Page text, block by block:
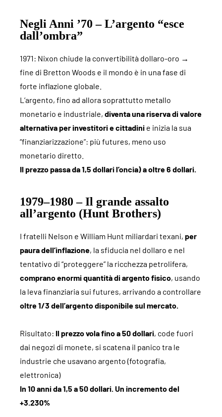
Negli Anni ’70 – L’argento “esce
dall’ombra”
1971: Nixon chiude la convertibilità dollaro-oro →
fine di Bretton Woods e il mondo è in una fase di
forte inflazione globale.
L’argento, fino ad allora soprattutto metallo
monetario e industriale, diventa una riserva di valore
alternativa per investitori e cittadini e inizia la sua
“finanziarizzazione”: più futures, meno uso
monetario diretto.
Il prezzo passa da 1,5 dollari l’oncia) a oltre 6 dollari.
1979–1980 – Il grande assalto
all’argento (Hunt Brothers)
I fratelli Nelson e William Hunt miliardari texani, per
paura dell’inflazione, la sfiducia nel dollaro e nel
tentativo di “proteggere” la ricchezza petrolifera,
comprano enormi quantità di argento fisico, usando
la leva finanziaria sui futures, arrivando a controllare
oltre 1/3 dell’argento disponibile sul mercato.
Risultato: Il prezzo vola fino a 50 dollari, code fuori
dai negozi di monete, si scatena il panico tra le
industrie che usavano argento (fotografia,
elettronica)
In 10 anni da 1,5 a 50 dollari. Un incremento del
+3.230%